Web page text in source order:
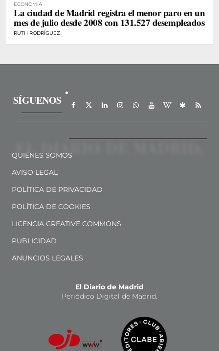
ECONOMÍA
La ciudad de Madrid registra el menor paro en un
mes de julio desde 2008 con 131.527 desempleados
RUTH RODRÍGUEZ
SÍGUENOS
QUIÉNES SOMOS
AVISO LEGAL
POLÍTICA DE PRIVACIDAD
POLÍTICA DE COOKIES
LICENCIA CREATIVE COMMONS
PUBLICIDAD
ANUNCIOS LEGALES
El Diario de Madrid
Periódico Digital de Madrid.